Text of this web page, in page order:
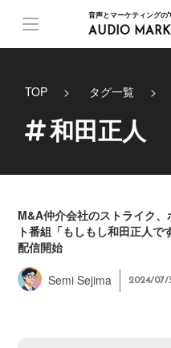
音声とマーケティングの
AUDIO
TOP タグ一覧
和田正人
M&A仲介会社のストライク、
ト番組「もしもし和田正人で
配信開始
Semi Sejima 2024/07/